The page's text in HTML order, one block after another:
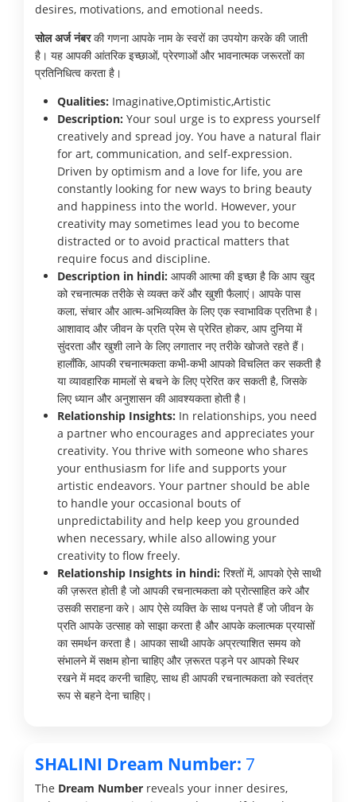
desires, motivations, and emotional needs.
सोल अर्ज नंबरकी गणना आपके नाम के स्वरों का उपयोग करके की जाती
है। यह आपकी आंतरिक इच्छाओं, प्रेरणाओं और भावनात्मक जरूरतों का
प्रतिनिधित्व करता है।
Qualities: Imaginative,Optimistic,Artistic
Description: Your soul urge is to express yourself
creatively and spread joy. You have a natural flair
for art, communication, and self-expression.
Driven by optimism and a love for life, you are
constantly looking for new ways to bring beauty
and happiness into the world. However, your
creativity may sometimes lead you to become
distracted or to avoid practical matters that
require focus and discipline.
Description in hindi: आपकी आत्मा की इच्छा है कि आप खुद
को रचनात्मक तरीके से व्यक्त करें और खुशी फैलाएं। आपके पास
कला, संचार और आत्म-अभिव्यक्ति के लिए एक स्वाभाविक प्रतिभा है।
आशावाद और जीवन के प्रति प्रेम से प्रेरित होकर, आप दुनिया में
सुंदरता और खुशी लाने के लिए लगातार नए तरीके खोजते रहते हैं।
हालाँकि, आपकी रचनात्मकता कभी-कभी आपको विचलित कर सकती है
या व्यावहारिक मामलों से बचने के लिए प्रेरित कर सकती है, जिसके
लिए ध्यान और अनुशासन की आवश्यकता होती है।
Relationship Insights: In relationships, you need
a partner who encourages and appreciates your
creativity. You thrive with someone who shares
your enthusiasm for life and supports your
artistic endeavors. Your partner should be able
to handle your occasional bouts of
unpredictability and help keep you grounded
when necessary, while also allowing your
creativity to flow freely.
Relationship Insights in hindi: रिश्तों में, आपको ऐसे साथी
की ज़रूरत होती है जो आपकी रचनात्मकता को प्रोत्साहित करे और
उसकी सराहना करे। आप ऐसे व्यक्ति के साथ पनपते हैं जो जीवन के
प्रति आपके उत्साह को साझा करता है और आपके कलात्मक प्रयासों
का समर्थन करता है। आपका साथी आपके अप्रत्याशित समय को
संभालने में सक्षम होना चाहिए और ज़रूरत पड़ने पर आपको स्थिर
रखने में मदद करनी चाहिए, साथ ही आपकी रचनात्मकता को स्वतंत्र
रूप से बहने देना चाहिए।
SHALINI Dream Number: 7
The Dream Number reveals your inner desires,